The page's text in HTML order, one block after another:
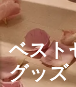
ベスト
グッズ